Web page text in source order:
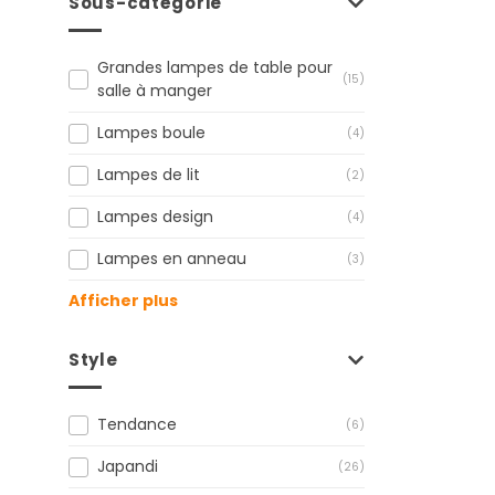
Grandes lampes de table pour
salle à manger
(15)
Lampes boule (4)
Lampes de lit (2)
Lampes design (4)
Lampes en anneau (3)
Afficher plus
Style
Tendance (6)
Japandi (26)